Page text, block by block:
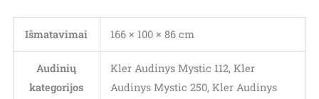
Išmatavimai 166 × 100 × 86 cm
Audinių
kategorijos
Kler Audinys Mystic 112, Kler
Audinys Mystic 250, Kler Audinys